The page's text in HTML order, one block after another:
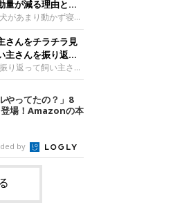
きは、何らかの感情
場合があると考えら
きたがらない場合の
のきもち獣医師相談
聞きました。Q.夏に
注意点は？ いぬの
リーーー夏に愛犬と
のようなことに注意
」と戸惑う飼い主さ
ち着いていたはずな
入ったように見える
ります。今回は、犬
見極め方などについ
師相談室の岡本りさ
が急に走り回るのは
る行動は、必ずしも
考えられています。
が減る理由と対
があまり動かず寝て
主さんはいません
が夏バテで疲れてい
かなど不安に感じる
と思います。 で
るときに対処が必要
る理由と対策」につ
医師相談室の山口み
た。Q. 夏に犬の活
いぬのきもち投稿写
愛犬の活動量が減る
いるようです。理由
さんをチラチラ見
さんを振り返る
り返って飼い主さん
んな場面に心当たり
もチラチラ見られ
ことがあるの？」
かな」と不安になる
せん。愛犬が歩きな
返るしぐさには、ど
るのでしょうか。今
い主さんを確認する
ンの見極めかた、対
いて、いぬのきもち
朗先生に伺いまし
やってたの？」8
登場！Amazonの本
by